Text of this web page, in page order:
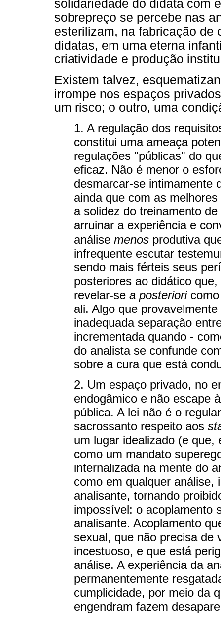
solidariedade do didata com
sobrepreço se percebe nas
esterilizam, na fabricação de
didatas, em uma eterna
criatividade e produção
Existem talvez,
irrompe nos espaços
um risco; o outro, uma
1. A regulação dos
constitui uma ameaça
regulações "públicas" do
eficaz. Não é menor o
desmarcar-se intimamente
ainda que com as
a solidez do treinamento
arruinar a experiência e
análise menos produtiva
infrequente escutar
sendo mais férteis seus
posteriores ao didático
revelar-se a posterioricomo
ali. Algo que
inadequada separação
incrementada quando -
do analista se confunde
sobre a cura que está
2. Um espaço privado, no
endogâmico e não escape
pública. A lei não é o
sacrossanto respeito aos
um lugar idealizado (e que,
como um mandato
internalizada na mente do
como em qualquer análise,
analisante, tornando
impossível: o acoplamento
analisante. Acoplamento
sexual, que não precisa de
incestuoso, e que está
análise. A experiência da
permanentemente
cumplicidade, por meio da
engendram fazem